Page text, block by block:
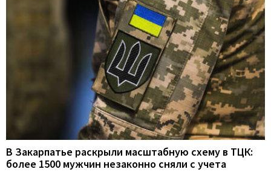
В Закарпатье раскрыли масштабную схему в ТЦК:
более 1500 мужчин незаконно сняли с учета